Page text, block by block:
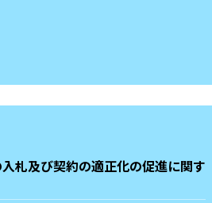
札及び契約の適正化の促進に関す